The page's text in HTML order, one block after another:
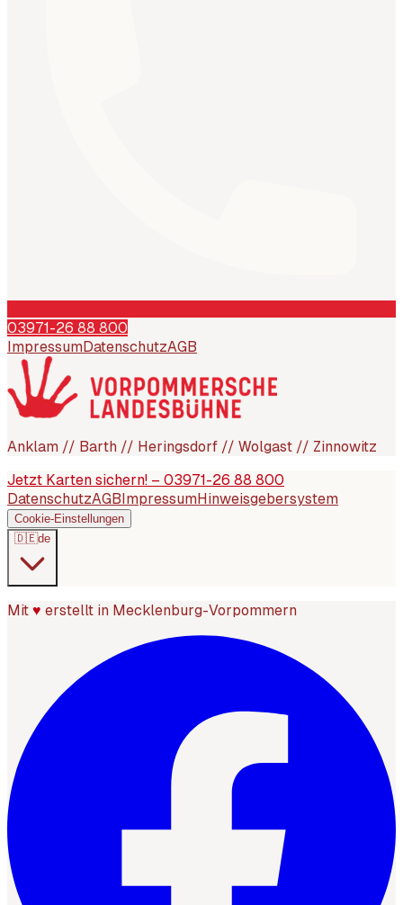
03971-26 88 800
Impressum DatenschutzAGB
Anklam // Barth // Heringsdorf // Wolgast // Zinnowitz
Jetzt Karten sichern! – 03971-26 88 800
DatenschutzAGB ImpressumHinweisgebersystem
Cookie-Einstellungen
🇩🇪de
Mit ♥ erstellt in Mecklenburg-Vorpommern